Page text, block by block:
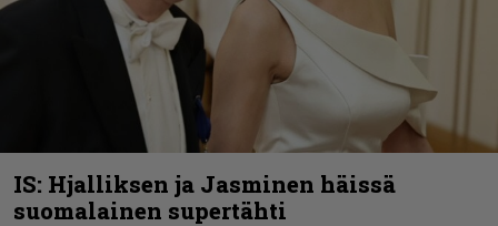
IS: Hjalliksen ja Jasminen häissä
suomalainen supertähti